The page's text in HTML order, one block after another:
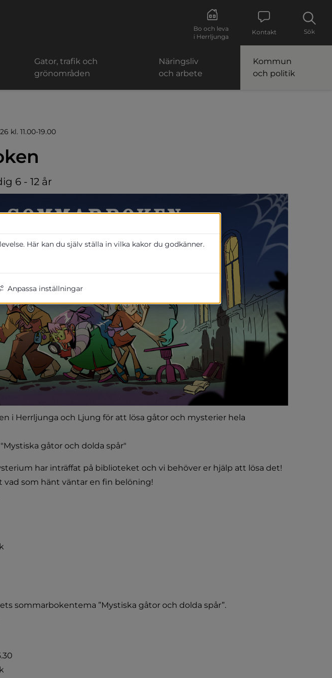
Bo och leva
i Herrljunga
Kontakt Sök
Gator, trafik och
grönområden
Näringsliv
och arbete
Kommun
och politik
kl. 11.00-19.00
6 - 12 år
i Herrljunga och Ljung för att lösa gåtor och mysterier hela
gåtor och dolda spår"
har inträffat på biblioteket och vi behöver er hjälp att lösa det!
vad som hänt väntar en fin belöning!
sommarbokentema ”Mystiska gåtor och dolda spår”.
Här kan du själv ställa in vilka kakor du godkänner.
Anpassa inställningar